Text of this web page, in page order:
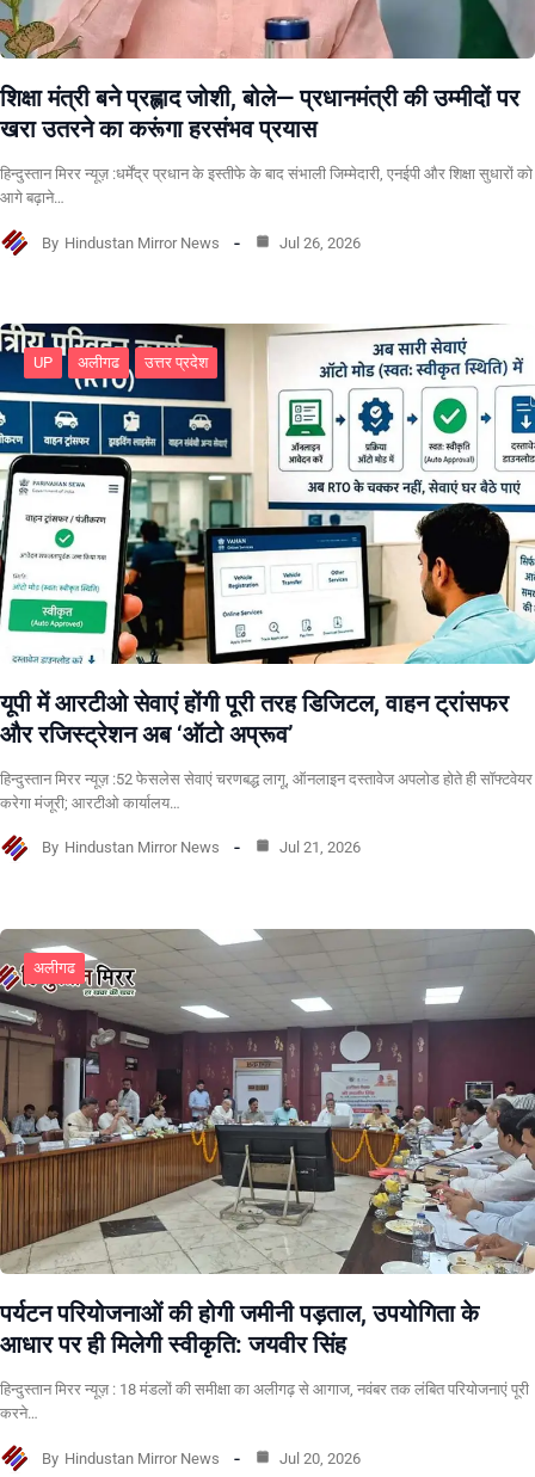
शिक्षा मंत्री बने प्रह्लाद जोशी, बोले— प्रधानमंत्री की उम्मीदों पर
खरा उतरने का करूंगा हरसंभव प्रयास
हिन्दुस्तान मिरर न्यूज़ :धर्मेंद्र प्रधान के इस्तीफे के बाद संभाली जिम्मेदारी, एनईपी और शिक्षा सुधारों को
आगे बढ़ाने…
By Hindustan Mirror News Jul 26, 2026
UP अलीगढ उत्तर प्रदेश
यूपी में आरटीओ सेवाएं होंगी पूरी तरह डिजिटल, वाहन ट्रांसफर
और रजिस्ट्रेशन अब ‘ऑटो अप्रूव’
हिन्दुस्तान मिरर न्यूज़ :52 फेसलेस सेवाएं चरणबद्ध लागू, ऑनलाइन दस्तावेज अपलोड होते ही सॉफ्टवेयर
करेगा मंजूरी; आरटीओ कार्यालय…
By Hindustan Mirror News Jul 21, 2026
अलीगढ
पर्यटन परियोजनाओं की होगी जमीनी पड़ताल, उपयोगिता के
आधार पर ही मिलेगी स्वीकृति: जयवीर सिंह
हिन्दुस्तान मिरर न्यूज़ : 18 मंडलों की समीक्षा का अलीगढ़ से आगाज, नवंबर तक लंबित परियोजनाएं पूरी
करने…
By Hindustan Mirror News Jul 20, 2026